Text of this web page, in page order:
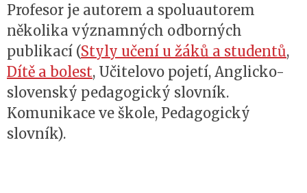
Profesor je autorem a spoluautorem
několika významných odborných
publikací (Styly učení u žáků a studentů,
Dítě a bolest, Učitelovo pojetí, Anglicko-
slovenský pedagogický slovník.
Komunikace ve škole, Pedagogický
slovník).